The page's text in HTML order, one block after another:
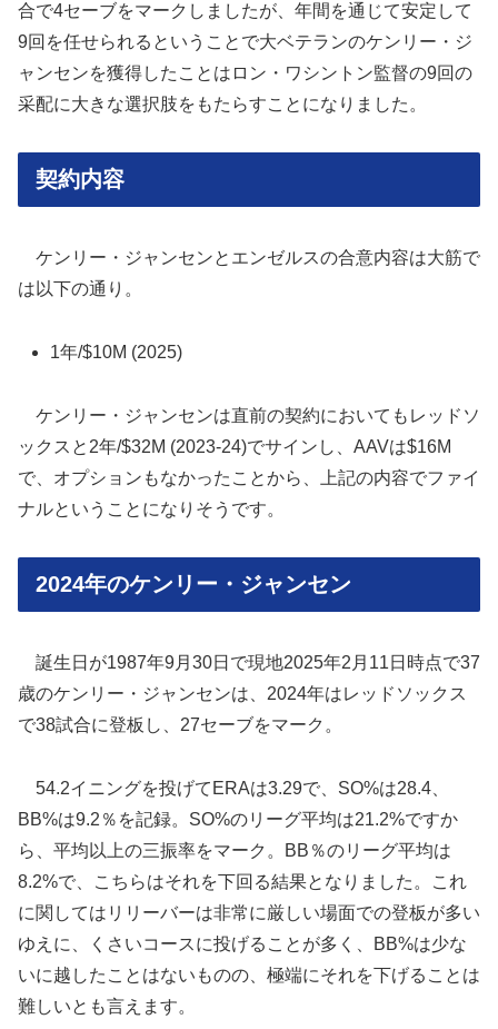
合で4セーブをマークしましたが、年間を通じて安定して
9回を任せられるということで大ベテランのケンリー・ジ
ャンセンを獲得したことはロン・ワシントン監督の9回の
采配に大きな選択肢をもたらすことになりました。
契約内容
ケンリー・ジャンセンとエンゼルスの合意内容は大筋で
は以下の通り。
1年/$10M (2025)
ケンリー・ジャンセンは直前の契約においてもレッドソ
ックスと2年/$32M (2023-24)でサインし、AAVは$16M
で、オプションもなかったことから、上記の内容でファイ
ナルということになりそうです。
2024年のケンリー・ジャンセン
誕生日が1987年9月30日で現地2025年2月11日時点で37
歳のケンリー・ジャンセンは、2024年はレッドソックス
で38試合に登板し、27セーブをマーク。
54.2イニングを投げてERAは3.29で、SO%は28.4、
BB%は9.2％を記録。SO%のリーグ平均は21.2%ですか
ら、平均以上の三振率をマーク。BB％のリーグ平均は
8.2%で、こちらはそれを下回る結果となりました。これ
に関してはリリーバーは非常に厳しい場面での登板が多い
ゆえに、くさいコースに投げることが多く、BB%は少な
いに越したことはないものの、極端にそれを下げることは
難しいとも言えます。